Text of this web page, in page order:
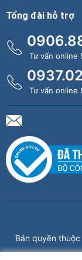
Tổng đài hỗ trợ
Tư vấn online
Tư vấn online
Bản quyền